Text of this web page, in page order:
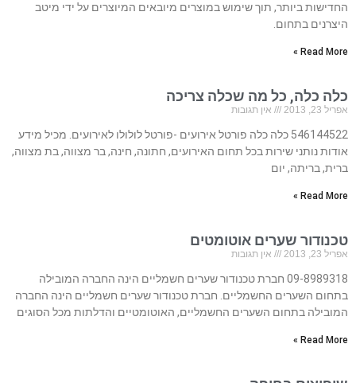
החדישות ביותר, תוך שימוש במוצרים מיובאים המיוצרים על ידי מיטב
היצרנים בתחום.
Read More »
כלה כלה, כל מה שכלה צריכה
אפריל 23, 2013 אין תגובות
546144522 כלה כלה פורטל אירועים -פורטל לולולו לאירועים. מכיל מידע
אודות נותני שירות בכל תחום האירועים, חתונה, חינה, בר מצווה, בת מצווה,
ברית, בריתה, יום
Read More »
טכנודור שערים אוטומטים
אפריל 23, 2013 אין תגובות
09-8989318 חברת טכנודור שערים חשמליים הינה החברה המובילה
בתחום השערים החשמליים. חברת טכנודור שערים חשמליים הינה החברה
המובילה בתחום השערים החשמליים, האוטומטיים והדלתות מכל הסוגים
Read More »